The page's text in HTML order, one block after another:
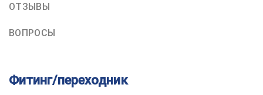
ОТЗЫВЫ
ВОПРОСЫ
Фитинг/переходник